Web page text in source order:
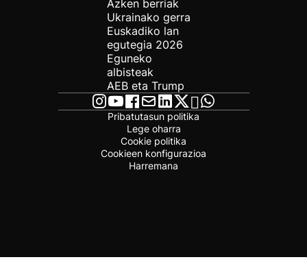
Azken berriak
Ukrainako gerra
Euskadiko lan
egutegia 2026
Eguneko
albisteak
AEB eta Trump
Pribatutasun politika
Lege oharra
Cookie politika
Cookieen konfigurazioa
Harremana